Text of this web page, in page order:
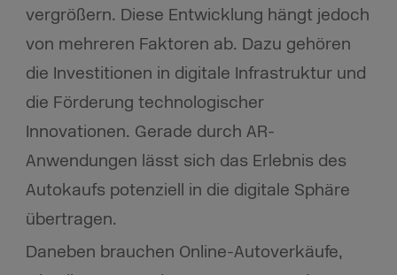
vergrößern. Diese Entwicklung hängt jedoch
von mehreren Faktoren ab. Dazu gehören
die Investitionen in digitale Infrastruktur und
die Förderung technologischer
Innovationen. Gerade durch AR-
Anwendungen lässt sich das Erlebnis des
Autokaufs potenziell in die digitale Sphäre
übertragen.
Daneben brauchen Online-Autoverkäufe,